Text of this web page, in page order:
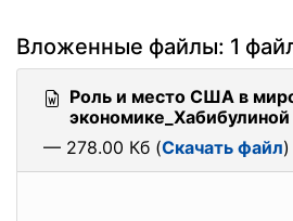
Вложенные файлы: 1
Роль и место США в
— 278.00 Кб (Скачать файл)